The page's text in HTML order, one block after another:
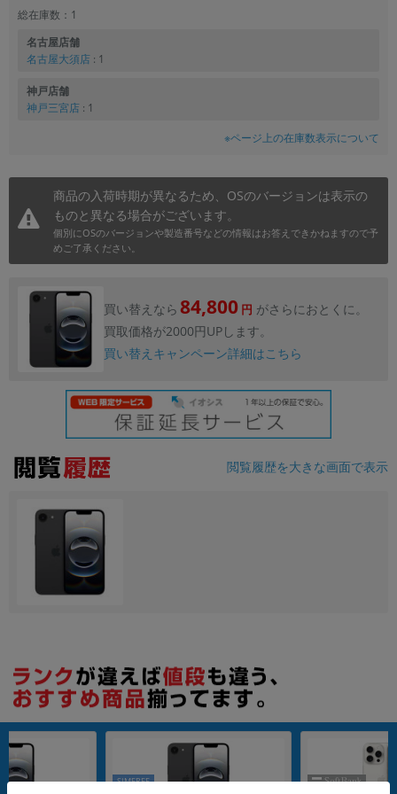
総在庫数：1
名古屋店舗
名古屋大須店 : 1
神戸店舗
神戸三宮店 : 1
※ページ上の在庫数表示について
商品の入荷時期が異なるため、OSのバージョンは表示の
ものと異なる場合がございます。
個別にOSのバージョンや製造番号などの情報はお答えできかねますので予
めご了承ください。
買い替えなら 84,800 円 がさらにおとくに。
買取価格が2000円UPします。
買い替えキャンペーン詳細はこちら
閲覧履歴を大きな画面で表示
SIMFREE